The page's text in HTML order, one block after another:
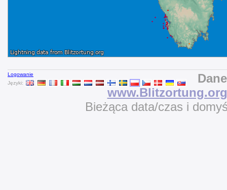
Logowanie
Języki:
www.Blitzortung.org
Bieżąca data/czas i